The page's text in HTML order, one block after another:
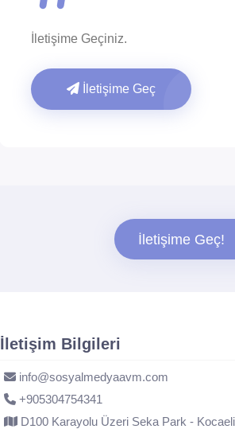
İletişime Geçiniz.
İletişime Geç
İletişime Geç!
İletişim Bilgileri
info@sosyalmedyaavm.com
+905304754341
D100 Karayolu Üzeri Seka Park -